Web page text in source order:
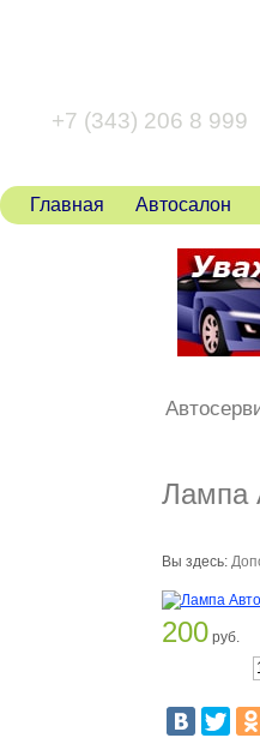
+7 (343) 206 8 999
Главная Автосалон
Лампа
Вы здесь:
200 руб.